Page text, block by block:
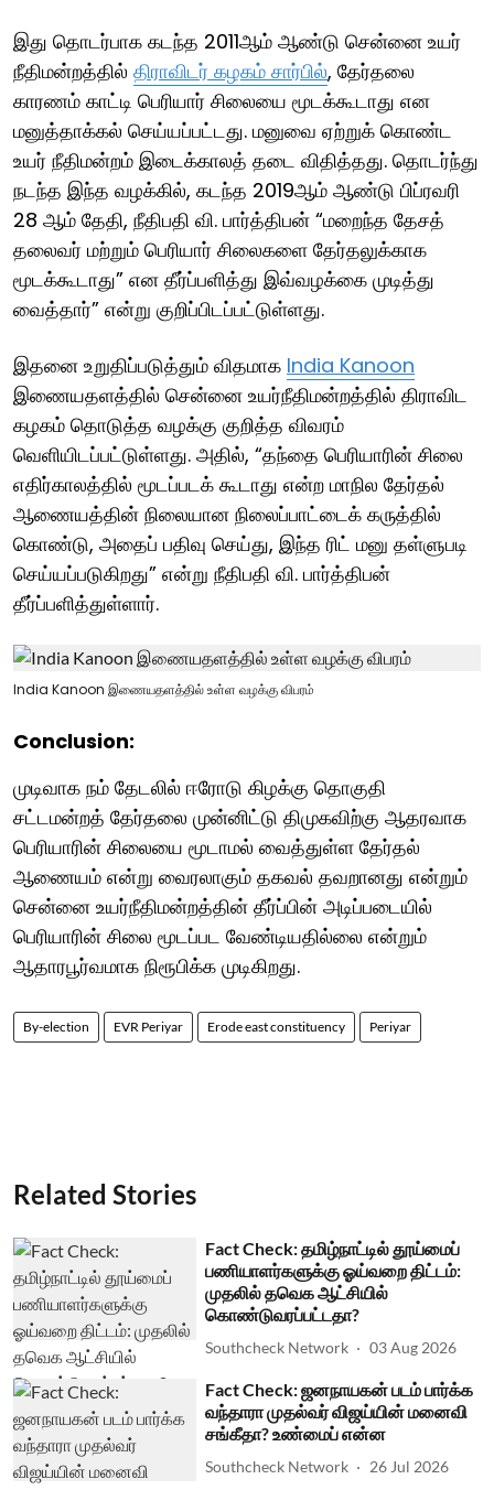
இது தொடர்பாக கடந்த 2011ஆம் ஆண்டு சென்னை உயர்
நீதிமன்றத்தில் திராவிடர் கழகம் சார்பில், தேர்தலை
காரணம் காட்டி பெரியார் சிலையை மூடக்கூடாது என
மனுத்தாக்கல் செய்யப்பட்டது. மனுவை ஏற்றுக் கொண்ட
உயர் நீதிமன்றம் இடைக்காலத் தடை விதித்தது. தொடர்ந்து
நடந்த இந்த வழக்கில், கடந்த 2019ஆம் ஆண்டு பிப்ரவரி
28 ஆம் தேதி, நீதிபதி வி. பார்த்திபன் “மறைந்த தேசத்
தலைவர் மற்றும் பெரியார் சிலைகளை தேர்தலுக்காக
மூடக்கூடாது” என தீர்ப்பளித்து இவ்வழக்கை முடித்து
வைத்தார்” என்று குறிப்பிடப்பட்டுள்ளது.
இதனை உறுதிப்படுத்தும் விதமாக India Kanoon
இணையதளத்தில் சென்னை உயர்நீதிமன்றத்தில் திராவிட
கழகம் தொடுத்த வழக்கு குறித்த விவரம்
வெளியிடப்பட்டுள்ளது. அதில், “தந்தை பெரியாரின் சிலை
எதிர்காலத்தில் மூடப்படக் கூடாது என்ற மாநில தேர்தல்
ஆணையத்தின் நிலையான நிலைப்பாட்டைக் கருத்தில்
கொண்டு, அதைப் பதிவு செய்து, இந்த ரிட் மனு தள்ளுபடி
செய்யப்படுகிறது” என்று நீதிபதி வி. பார்த்திபன்
தீர்ப்பளித்துள்ளார்.
India Kanoon இணையதளத்தில் உள்ள வழக்கு விபரம்
Conclusion:
முடிவாக நம் தேடலில் ஈரோடு கிழக்கு தொகுதி
சட்டமன்றத் தேர்தலை முன்னிட்டு திமுகவிற்கு ஆதரவாக
பெரியாரின் சிலையை மூடாமல் வைத்துள்ள தேர்தல்
ஆணையம் என்று வைரலாகும் தகவல் தவறானது என்றும்
சென்னை உயர்நீதிமன்றத்தின் தீர்ப்பின் அடிப்படையில்
பெரியாரின் சிலை மூடப்பட வேண்டியதில்லை என்றும்
ஆதாரபூர்வமாக நிரூபிக்க முடிகிறது.
By-election EVR Periyar Erode east constituency Periyar
Related Stories
Fact Check: தமிழ்நாட்டில் தூய்மைப்
பணியாளர்களுக்கு ஓய்வறை திட்டம்:
முதலில் தவெக ஆட்சியில்
கொண்டுவரப்பட்டதா?
Southcheck Network 03 Aug 2026
Fact Check: ஜனநாயகன் படம் பார்க்க
வந்தாரா முதல்வர் விஜய்யின் மனைவி
சங்கீதா? உண்மைப் என்ன
Southcheck Network 26 Jul 2026